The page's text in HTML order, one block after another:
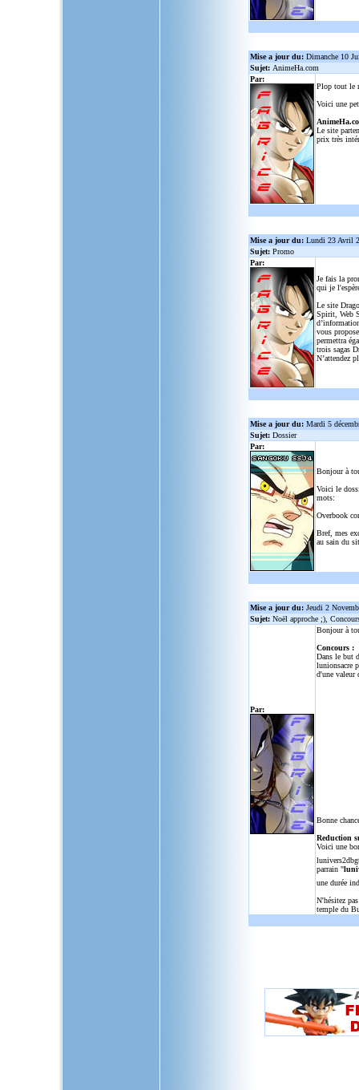
Mise a jour du: Dimanche 10
Sujet: AnimeHa.com
Par:
Plop tout le
Voici une
Le site
prix très
Mise a jour du: Lundi 23 Avril
Sujet: Promo
Par:
Je fais la
qui je
Le site
Spirit, Web
vous
permettra
trois sagas
N’attendez
Mise a jour du: Mardi 5
Sujet: Dossier
Par:
Bonjour à
Voici le
mots:
Overbook
Bref, mes
au sain du
Mise a jour du: Jeudi 2
Sujet: Noël approche ;),
Par:
Bonjour à
Concours :
Dans le but
lunionsacre
d'une valeur
Bonne
Reduction
Voici une
parrain "
une durée
N'hésitez
temple du